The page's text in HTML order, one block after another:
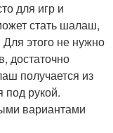
для игр и
стать шалаш,
этого не нужно
достаточно
получается из
под рукой.
вариантами